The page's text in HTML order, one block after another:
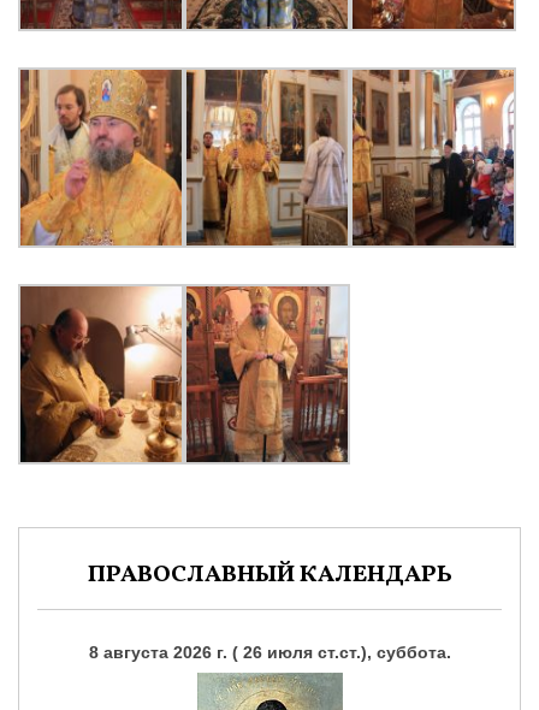
ПРАВОСЛАВНЫЙ КАЛЕНДАРЬ
8 августа 2026 г. ( 26 июля ст.ст.), суббота.